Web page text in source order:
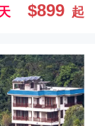
$899 起